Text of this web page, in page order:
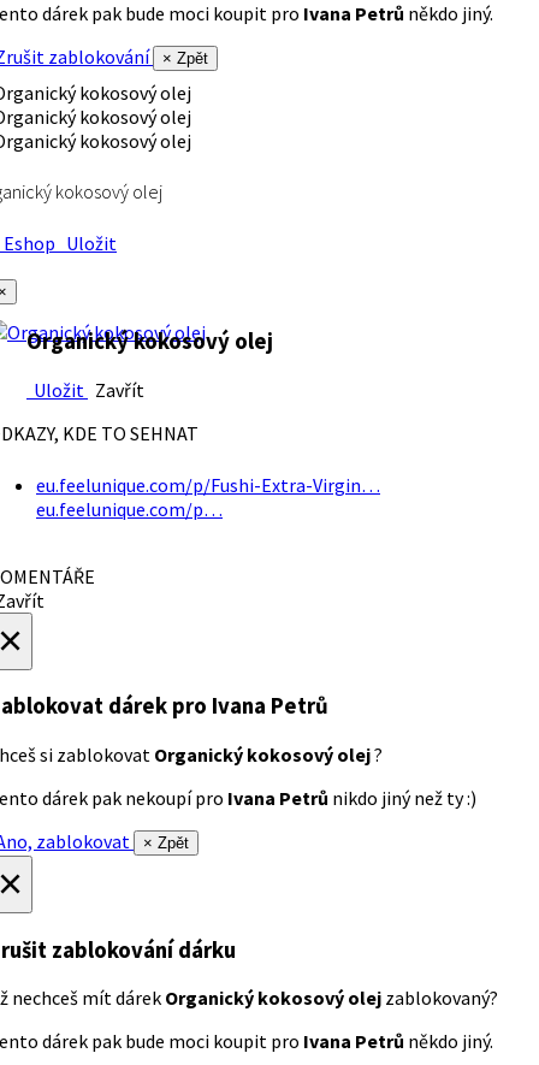
dárek pak bude moci koupit pro Ivana Petrů někdo jiný.
zablokování
× Zpět
kokosový olej
Uložit
Organický kokosový olej
Uložit Zavřít
KDE TO SEHNAT
eu.feelunique.com/p/Fushi-Extra-Virgin…
eu.feelunique.com/p…
dárek pro Ivana Petrů
si zablokovat Organický kokosový olej?
dárek pak nekoupí pro Ivana Petrů nikdo jiný než ty :)
zablokovat
× Zpět
zablokování dárku
nechceš mít dárek Organický kokosový olej zablokovaný?
dárek pak bude moci koupit pro Ivana Petrů někdo jiný.